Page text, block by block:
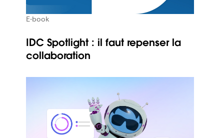
E-book
IDC Spotlight : il faut repenser la
collaboration